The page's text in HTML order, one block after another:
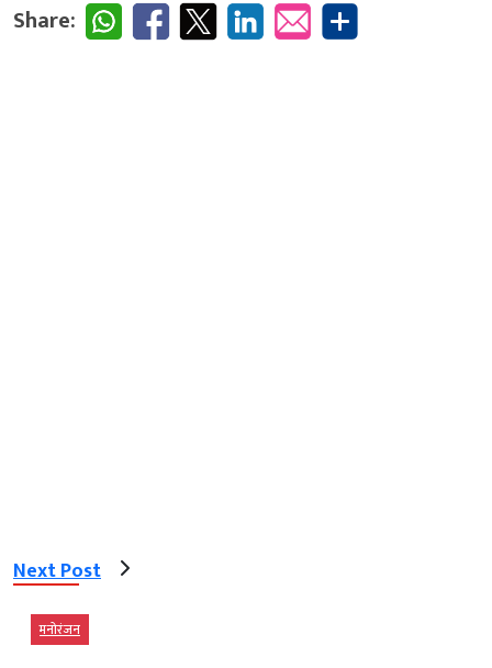
Share:
Next Post
मनोरंजन